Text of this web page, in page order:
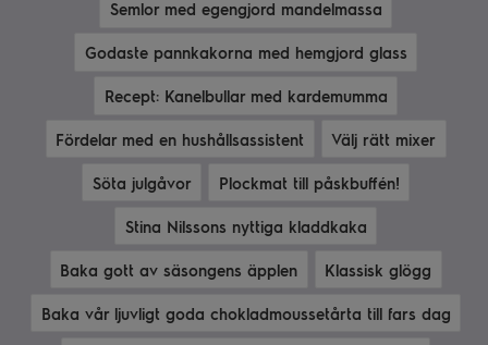
Semlor med egengjord mandelmassa
Godaste pannkakorna med hemgjord glass
Recept: Kanelbullar med kardemumma
Fördelar med en hushållsassistent Välj rätt mixer
Söta julgåvor Plockmat till påskbuffén!
Stina Nilssons nyttiga kladdkaka
Baka gott av säsongens äpplen Klassisk glögg
Baka vår ljuvligt goda chokladmoussetårta till fars dag